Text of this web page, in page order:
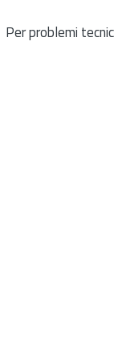
Per problemi